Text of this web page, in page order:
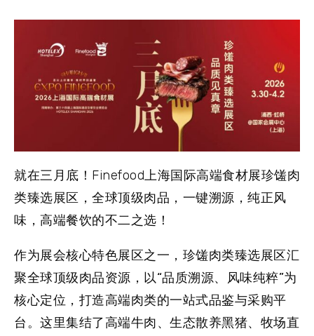
就在三月底！Finefood上海国际高端食材展珍馐肉
类臻选展区，全球顶级肉品，一键溯源，纯正风
味，高端餐饮的不二之选！
作为展会核心特色展区之一，珍馐肉类臻选展区汇
聚全球顶级肉品资源，以“品质溯源、风味纯粹”为
核心定位，打造高端肉类的一站式品鉴与采购平
台。这里集结了高端牛肉、生态散养黑猪、牧场直